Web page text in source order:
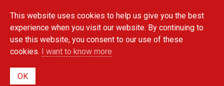
main
content
This website uses cookies to help us give you the best
experience when you visit our website. By continuing to
use this website, you consent to our use of these
cookies. I want to know more